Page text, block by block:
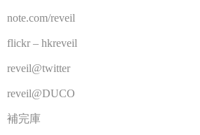
note.com/reveil
flickr – hkreveil
reveil@twitter
reveil@DUCO
補完庫